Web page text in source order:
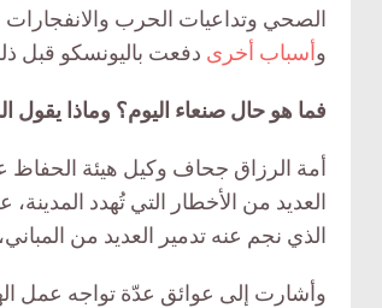
الصحي وتداعيات الحرب والانفجارات
وأسباب أخرى دفعت باليونسكو قبل
فما هو حال صنعاء اليوم؟ وماذا
العديد من الأخطار التي تُهدد
الذي نجم عنه تدمير العديد من
وأشارت إلى عوائق عدّة تواجه عمل